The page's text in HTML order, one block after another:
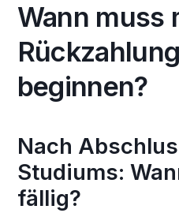
Wann muss
beginnen?
Nach
Studiums:
fällig?